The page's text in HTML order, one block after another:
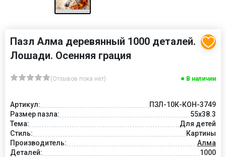
Пазл Алма деревянный 1000 деталей.
Лошади. Осенняя грация
(Отзывов пока нет) В наличии
Артикул:
ПЗЛ-10К-КОН-3749
Размер пазла:
55х38.3
Тема:
Для детей
Стиль:
Картины
Производитель:
Алма
Деталей:
1000